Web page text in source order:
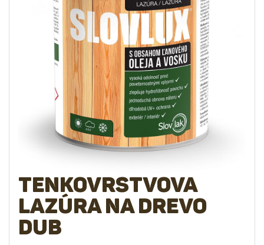
Tenkovrstvova
lazúra na drevo
DUB